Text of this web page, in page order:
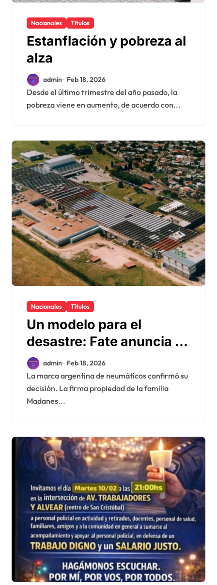
Nacionales Titulos
Estanflación y pobreza al
alza
admin Feb 18, 2026
Desde el último trimestre del año pasado, la
pobreza viene en aumento, de acuerdo con...
Nacionales Titulos
Un modelo para el
desastre: Fate anuncia su
cierre definitivo y
despide a más de 900
trabajadores
admin Feb 18, 2026
La marca argentina de neumáticos confirmó su
decisión. La firma propiedad de la familia
Madanes...